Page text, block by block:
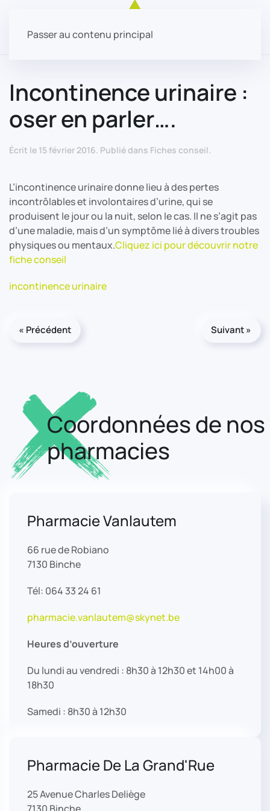
Passer au contenu principal
Incontinence urinaire :
oser en parler….
Écrit le 15 février 2016. Publié dans Fiches conseil.
L’incontinence urinaire donne lieu à des pertes
incontrôlables et involontaires d’urine, qui se
produisent le jour ou la nuit, selon le cas. Il ne s’agit pas
d’une maladie, mais d’un symptôme lié à divers troubles
physiques ou mentaux.Cliquez ici pour découvrir notre
fiche conseil
incontinence urinaire
« Précédent Suivant »
Coordonnées de nos
pharmacies
Pharmacie Vanlautem
66 rue de Robiano
7130 Binche
Tél: 064 33 24 61
pharmacie.vanlautem@skynet.be
Heures d’ouverture
Du lundi au vendredi : 8h30 à 12h30 et 14h00 à
18h30
Samedi : 8h30 à 12h30
Pharmacie De La Grand'Rue
25 Avenue Charles Deliège